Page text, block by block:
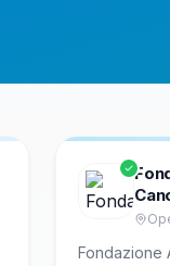
Fondazione